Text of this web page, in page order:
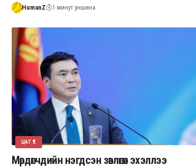
HumanZ 1 минут уншина
ЦАГ ҮЕ
Мөрдөгчдийн нэгдсэн зөвлөгөөн эхэллээ